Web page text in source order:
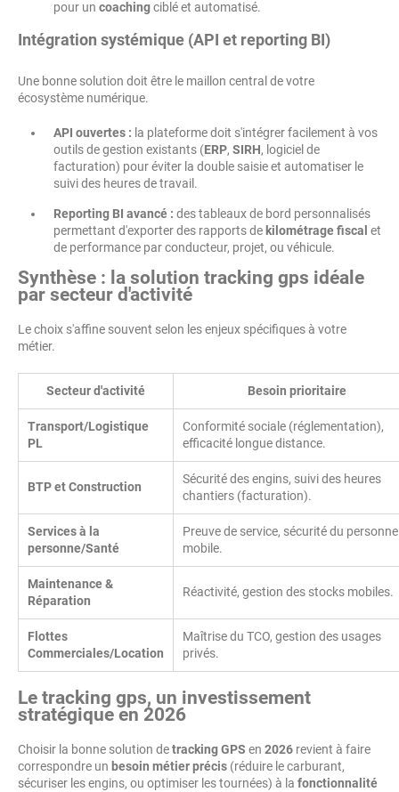
pour un coachingciblé et automatisé.
Intégration systémique (API et reporting BI)
Une bonne solution doit être le maillon central de votre
écosystème numérique.
API ouvertes : la plateforme doit s'intégrer facilement à vos
outils de gestion existants (ERP, SIRH, logiciel de
facturation) pour éviter la double saisie et automatiser le
suivi des heures de travail.
Reporting BI avancé : des tableaux de bord personnalisés
permettant d'exporter des rapports de kilométrage fiscal et
de performance par conducteur, projet, ou véhicule.
Synthèse : la solution tracking gps idéale
par secteur d'activité
Le choix s'affine souvent selon les enjeux spécifiques à votre
métier.
Secteur d'activité Besoin prioritaire
Transport/Logistique
PL
Conformité sociale (réglementation),
efficacité longue distance.
BTP et Construction
Sécurité des engins, suivi des heures
chantiers (facturation).
Services à la
personne/Santé
Preuve de service, sécurité du
mobile.
Maintenance &
Réparation
Réactivité, gestion des stocks mobiles.
Flottes
Commerciales/Location
Maîtrise du TCO, gestion des usages
privés.
Le tracking gps, un investissement
stratégique en 2026
Choisir la bonne solution detracking GPS en 2026 revient à faire
correspondre un besoin métier précis (réduire le carburant,
sécuriser les engins, ou optimiser les tournées) à la fonctionnalité